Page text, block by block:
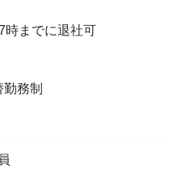
時までに退社可
勤務制